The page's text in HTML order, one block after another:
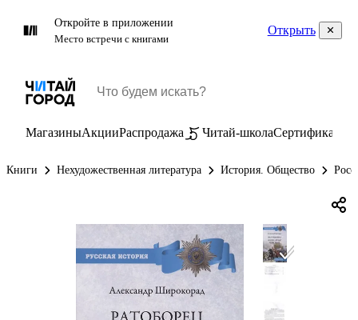
Откройте в приложении
Место встречи с книгами
Открыть
МагазиныАкцииРаспродажа Читай-школаСертификаты
Книги Нехудожественная литература История. Общество